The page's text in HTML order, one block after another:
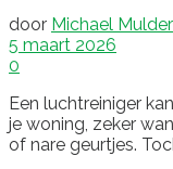
door Michael Mulder
5 maart 2026
0
Een luchtreiniger
je woning, zeker
of nare geurtjes.